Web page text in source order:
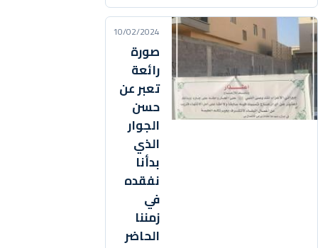
10/02/2024
صورة
رائعة
تعبر عن
حسن
الجوار
الذي
بدأنا
نفقده
في
زمننا
الحاضر